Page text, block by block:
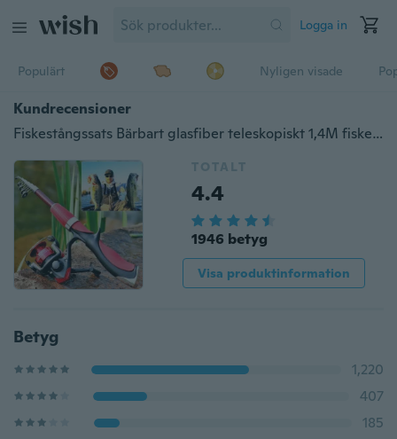
Logga in
Populärt Nyligen visade
Kundrecensioner
Fiskestångssats Bärbart glasfiber teleskopiskt 1,4M fiskespö med 3BB spinnrulle vänster / höger utbytbart hopfällbart handtag
TOTALT
4.4
1946 betyg
Visa produktinformation
Betyg
1,220
407
185